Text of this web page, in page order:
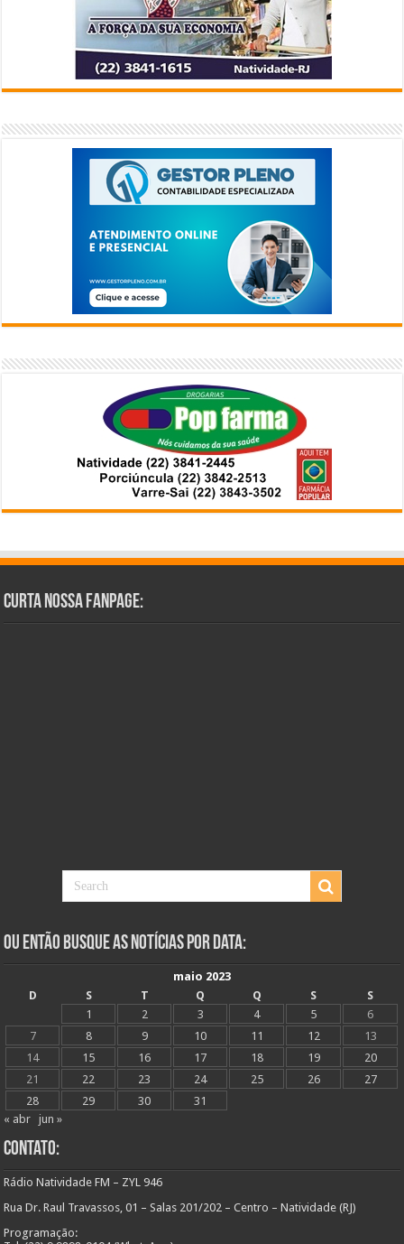
Curta Nossa Fanpage:
Ou Então Busque as Notícias Por Data:
maio 2023
D
S T Q Q S
S
1
2 3 4 5
6
7
8 9 10 11 12
13
14
15 16 17 18 19
20
21
22 23 24 25 26
27
28
29 30
31
« abr
jun »
Contato:
Rádio Natividade FM – ZYL 946
Rua Dr. Raul Travassos, 01 – Salas 201/202 – Centro – Natividade (RJ)
Programação: